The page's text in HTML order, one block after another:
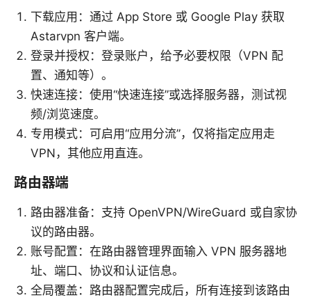
下载应用：通过 App Store 或 Google Play 获取
Astarvpn 客户端。
登录并授权：登录账户，给予必要权限（VPN 配
置、通知等）。
快速连接：使用“快速连接”或选择服务器，测试视
频/浏览速度。
专用模式：可启用“应用分流”，仅将指定应用走
VPN，其他应用直连。
路由器端
路由器准备：支持 OpenVPN/WireGuard 或自家协
议的路由器。
账号配置：在路由器管理界面输入 VPN 服务器地
址、端口、协议和认证信息。
全局覆盖：路由器配置完成后，所有连接到该路由